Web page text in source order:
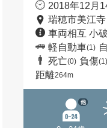
2018年12月
瑞穂市美江
車両相互 小
軽自動車(1)
死亡(0) 負傷(1)
距離264m
他